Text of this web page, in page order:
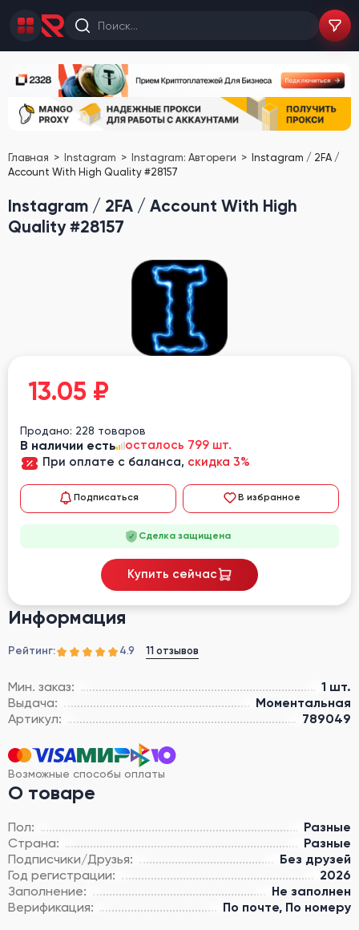
Главная Instagram Instagram: Автореги
Instagram / 2FA /
Account With High Quality #28157
Instagram / 2FA / Account With High
Quality #28157
Информация
Рейтинг: 4.9 11 отзывов
Мин. заказ:
1 шт.
Выдача:
Моментальная
Артикул:
789049
Возможные способы оплаты
О товаре
Пол:
Разные
Страна:
Разные
Подписчики/Друзья:
Без друзей
Год регистрации:
2026
Заполнение:
Не заполнен
Верификация:
По почте, По номеру
13.05 ₽
Продано: 228 товаров
В наличии есть
осталось 799 шт.
При оплате с баланса, скидка 3%
Подписаться В избранное
Сделка защищена
Купить сейчас